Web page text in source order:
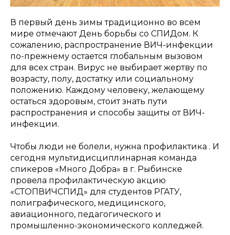
В первый день зимы традиционно во всем
мире отмечают День борьбы со СПИДом. К
сожалению, распространение ВИЧ-инфекции
по-прежнему остается глобальным вызовом
для всех стран. Вирус не выбирает жертву по
возрасту, полу, достатку или социальному
положению. Каждому человеку, желающему
остаться здоровым, стоит знать пути
распространения и способы защиты от ВИЧ-
инфекции.
Чтобы люди не болели, нужна профилактика . И
сегодня мультидисциплинарная команда
спикеров «Много Добра» в г. Рыбинске
провела профилактическую акцию
«СТОПВИЧСПИД» для студентов РГАТУ,
полиграфического, медицинского,
авиационного, педагогического и
промышленно-экономического колледжей.